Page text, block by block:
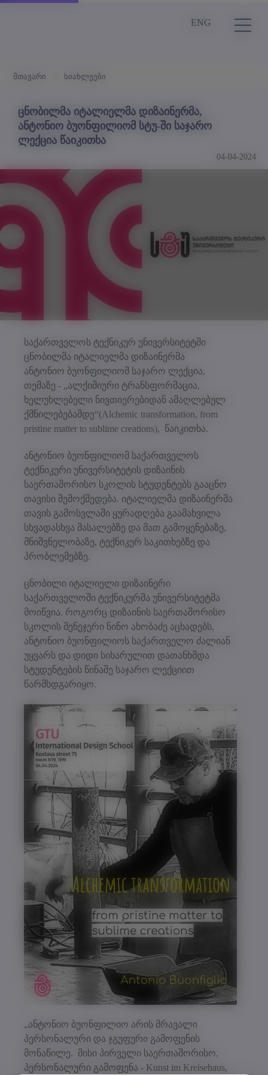
ENG
მთავარი სიახლეები
ცნობილმა იტალიელმა დიზაინერმა,
ანტონიო ბუონფილიომ სტუ-ში საჯარო
ლექცია წაიკითხა
04-04-2024
საქართველოს ტექნიკურ უნივერსიტეტში
ცნობილმა იტალიელმა დიზაინერმა
ანტონიო ბუონფილიომ საჯარო ლექცია,
თემაზე - „ალქიმიური ტრანსფორმაცია,
ხელუხლებელი ნივთიერებიდან ამაღლებულ
ქმნილებებამდე“(Alchemic transformation, from
pristine matter to sublime creations), წაიკითხა.
ანტონიო ბუონფილიომ საქართველოს
ტექნიკური უნივერსიტეტის დიზაინის
საერთაშორისო სკოლის სტუდენტებს გააცნო
თავისი შემოქმედება. იტალიელმა დიზაინერმა
თავის გამოსვლაში ყურადღება გაამახვილა
სხვადასხვა მასალებზე და მათ გამოყენებაზე,
მნიშვნელობაზე, ტექნიკურ საკითხებზე და
პრობლემებზე.
ცნობილი იტალიელი დიზაინერი
საქართველოში ტექნიკურმა უნივერსიტეტმა
მოიწვია. როგორც დიზაინის საერთაშორისო
სკოლის მენეჯერი ნინო ახობაძე აცხადებს,
ანტონიო ბუონფილიოს საქართველო ძალიან
უყვარს და დიდი სიხარულით დათანხმდა
სტუდენტების წინაშე საჯარო ლექციით
წარმსდგარიყო.
„ანტონიო ბუონფილიო არის მრავალი
პერსონალური და ჯგუფური გამოფენის
მონაწილე. მისი პირველი საერთაშორისო,
პერსონალური გამოფენა - Kunst im Kreisehaus,